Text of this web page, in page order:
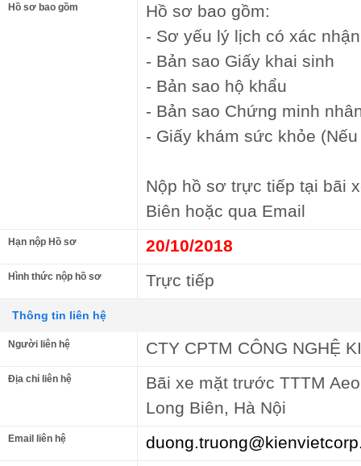
Hồ sơ bao gồm
Hồ sơ bao gồm:
- Sơ yếu lý lịch có xác
- Bản sao Giấy khai sinh
- Bản sao hộ khẩu
- Bản sao Chứng minh
- Giấy khám sức khỏe
Nộp hồ sơ trực tiếp tại bãi
Biên hoặc qua Email
Hạn nộp Hồ sơ 20/10/2018
Hình thức nộp hồ sơ Trực tiếp
Thông tin liên hệ
Người liên hệ CTY CPTM CÔNG NGHỆ
Địa chỉ liên hệ
Bãi xe mặt trước TTTM
Long Biên, Hà Nội
Email liên hệ